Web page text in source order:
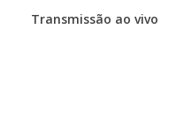
Transmissão ao vivo